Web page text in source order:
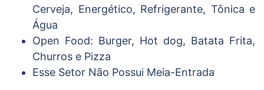
Cerveja, Energético, Refrigerante, Tônica e
Água
Open Food: Burger, Hot dog, Batata Frita,
Churros e Pizza
Esse Setor Não Possui Meia-Entrada